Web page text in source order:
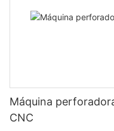
Máquina
CNC